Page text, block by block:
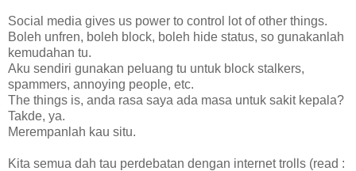
Social media gives us power to control lot of other things.
Boleh unfren, boleh block, boleh hide status, so gunakanlah
kemudahan tu.
Aku sendiri gunakan peluang tu untuk block stalkers,
spammers, annoying people, etc.
The things is, anda rasa saya ada masa untuk sakit kepala?
Takde, ya.
Merempanlah kau situ.
Kita semua dah tau perdebatan dengan internet trolls (read :